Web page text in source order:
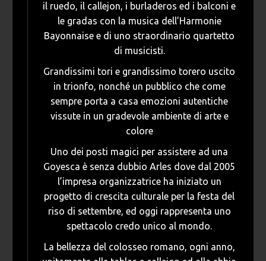
il ruedo, il callejon, i burladeros ed i balconi e
le gradas con la musica dell’Harmonie
Bayonnaise e di uno straordinario quartetto
di musicisti.
Grandissimi tori e grandissimo torero uscito
in trionfo, nonché un pubblico che come
sempre porta a casa emozioni autentiche
vissute in un gradevole ambiente di arte e
colore
Uno dei posti magici per assistere ad una
Goyesca è senza dubbio Arles dove dal 2005
l’impresa organizzatrice ha iniziato un
progetto di crescita culturale per la festa del
riso di settembre, ed oggi rappresenta uno
spettacolo credo unico al mondo.
La bellezza del colosseo romano, ogni anno,